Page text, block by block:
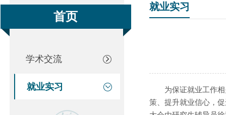
首页
学术交流
就业实习
就业实习
为保证就业工作
策、提升就业信心，